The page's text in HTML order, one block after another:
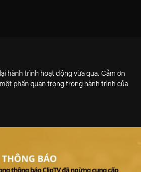
hành trình hoạt động vừa qua. Cảm ơn
phần quan trọng trong hành trình của